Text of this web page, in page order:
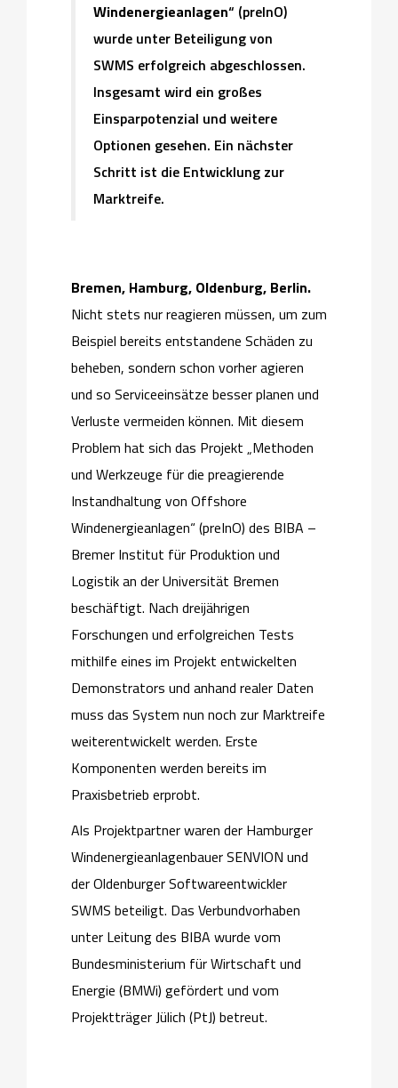
Windenergieanlagen“ (preInO)
wurde unter Beteiligung von
SWMS erfolgreich abgeschlossen.
Insgesamt wird ein großes
Einsparpotenzial und weitere
Optionen gesehen. Ein nächster
Schritt ist die Entwicklung zur
Marktreife.
Bremen, Hamburg, Oldenburg, Berlin.
Nicht stets nur reagieren müssen, um zum
Beispiel bereits entstandene Schäden zu
beheben, sondern schon vorher agieren
und so Serviceeinsätze besser planen und
Verluste vermeiden können. Mit diesem
Problem hat sich das Projekt „Methoden
und Werkzeuge für die preagierende
Instandhaltung von Offshore
Windenergieanlagen“ (preInO) des BIBA –
Bremer Institut für Produktion und
Logistik an der Universität Bremen
beschäftigt. Nach dreijährigen
Forschungen und erfolgreichen Tests
mithilfe eines im Projekt entwickelten
Demonstrators und anhand realer Daten
muss das System nun noch zur Marktreife
weiterentwickelt werden. Erste
Komponenten werden bereits im
Praxisbetrieb erprobt.
Als Projektpartner waren der Hamburger
Windenergieanlagenbauer SENVION und
der Oldenburger Softwareentwickler
SWMS beteiligt. Das Verbundvorhaben
unter Leitung des BIBA wurde vom
Bundesministerium für Wirtschaft und
Energie (BMWi) gefördert und vom
Projektträger Jülich (PtJ) betreut.